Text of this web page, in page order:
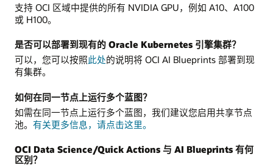
支持 OCI 区域中提供的所有 NVIDIA GPU，例如 A10、A100
或 H100。
是否可以部署到现有的 Oracle Kubernetes 引擎集群？
可以，您可以按照此处的说明将 OCI AI Blueprints 部署到现
有集群。
如何在同一节点上运行多个蓝图？
如需在同一节点上运行多个蓝图，我们建议您启用共享节点
池。 有关更多信息，请点击这里。
OCI Data Science/Quick Actions 与 AI Blueprints 有何
区别？